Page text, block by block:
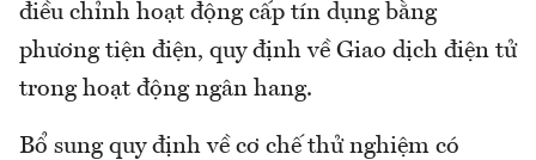
điều chỉnh hoạt động cấp tín dụng bằng
phương tiện điện, quy định về Giao dịch điện tử
trong hoạt động ngân hang.
Bổ sung quy định về cơ chế thử nghiệm có